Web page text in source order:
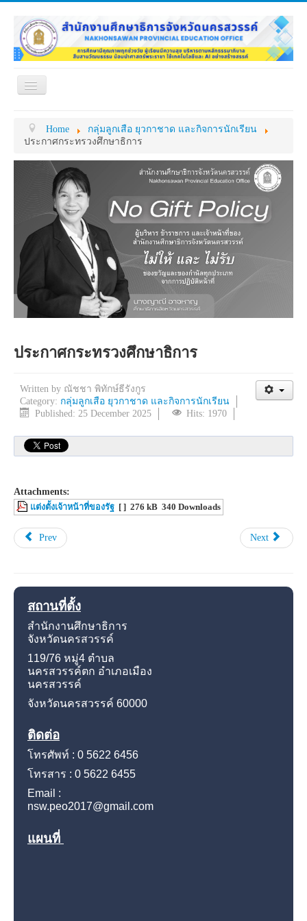
Toggle
หน่วยงานภายใน
ดาวน์โหลด
กระดาน ถาม-ตอบ
ข้อมูลการติดต่อ
Home
กลุ่มลูกเสือ ยุวกาชาด และกิจการนักเรียน
ประกาศกระทรวงศึกษาธิการ
ประกาศกระทรวงศึกษาธิการ
Written by ณัชชา พิทักษ์ธีรังกูร
Category: กลุ่มลูกเสือ ยุวกาชาด และกิจการนักเรียน
Published: 25 December 2025
Hits: 1970
Attachments:
แต่งตั้งเจ้าหน้าที่ของรัฐ [ ] 276 kB 340 Downloads
Prev Next
สถานที่ตั้ง
สำนักงานศึกษาธิการ
จังหวัดนครสวรรค์
119/76 หมู่4 ตำบล
นครสวรรค์ตก อำเภอเมือง
นครสวรรค์
จังหวัดนครสวรรค์ 60000
ติดต่อ
โทรศัพท์ : 0 5622 6456
โทรสาร : 0 5622 6455
Email :
nsw.peo2017@gmail.com
แผนที่